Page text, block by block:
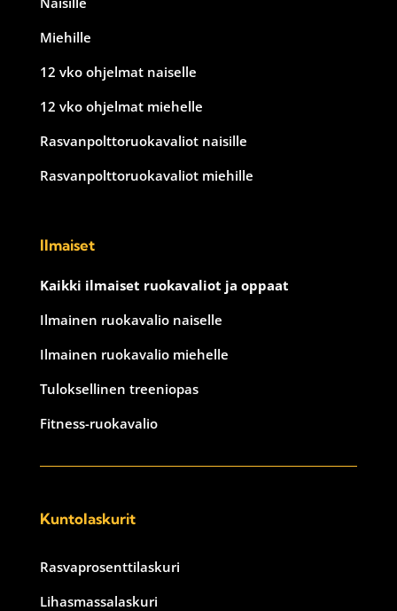
Miehille
12 vko ohjelmat naiselle
12 vko ohjelmat miehelle
Rasvanpolttoruokavaliot naisille
Rasvanpolttoruokavaliot miehille
Ilmaiset
Kaikki ilmaiset ruokavaliot ja oppaat
Ilmainen ruokavalio naiselle
Ilmainen ruokavalio miehelle
Tuloksellinen treeniopas
Fitness-ruokavalio
Kuntolaskurit
Rasvaprosenttilaskuri
Lihasmassalaskuri